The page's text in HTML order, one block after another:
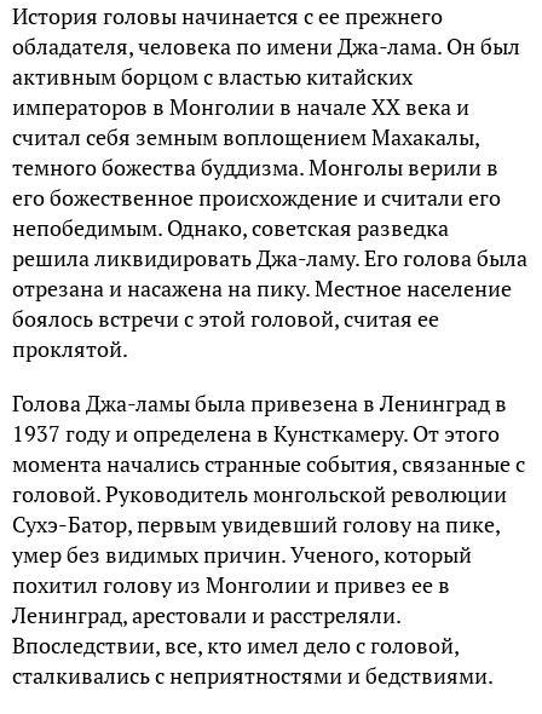
История головы начинается с ее прежнего
обладателя, человека по имени Джа-лама. Он был
активным борцом с властью китайских
императоров в Монголии в начале XX века и
считал себя земным воплощением Махакалы,
темного божества буддизма. Монголы верили в
его божественное происхождение и считали его
непобедимым. Однако, советская разведка
решила ликвидировать Джа-ламу. Его голова была
отрезана и насажена на пику. Местное население
боялось встречи с этой головой, считая ее
проклятой.
Голова Джа-ламы была привезена в Ленинград в
1937 году и определена в Кунсткамеру. От этого
момента начались странные события, связанные с
головой. Руководитель монгольской революции
Сухэ-Батор, первым увидевший голову на пике,
умер без видимых причин. Ученого, который
похитил голову из Монголии и привез ее в
Ленинград, арестовали и расстреляли.
Впоследствии, все, кто имел дело с головой,
сталкивались с неприятностями и бедствиями.